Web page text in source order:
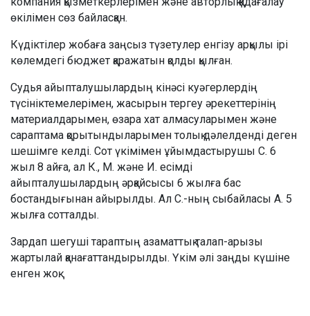
өкілімен сөз байласқан.
Күдіктілер жобаға заңсыз түзетулер енгізу арқылы ірі
көлемдегі бюджет қаражатын қолды қылған.
Судья айыпталушылардың кінәсі куәгерлердің
түсініктемелерімен, жасырын тергеу әрекеттерінің
материалдарымен, өзара хат алмасуларымен және
сараптама қорытындыларымен толық дәлелденді деген
шешімге келді. Сот үкімімен ұйымдастырушы С. 6
жыл 8 айға, ал К., М. және И. есімді
айыпталушылардың әрқайсысы 6 жылға бас
бостандығынан айырылды. Ал С.-ның сыбайласы А. 5
жылға сотталды.
Зардап шегуші тараптың азаматтық талап-арызы
жартылай қанағаттандырылды. Үкім әлі заңды күшіне
енген жоқ.